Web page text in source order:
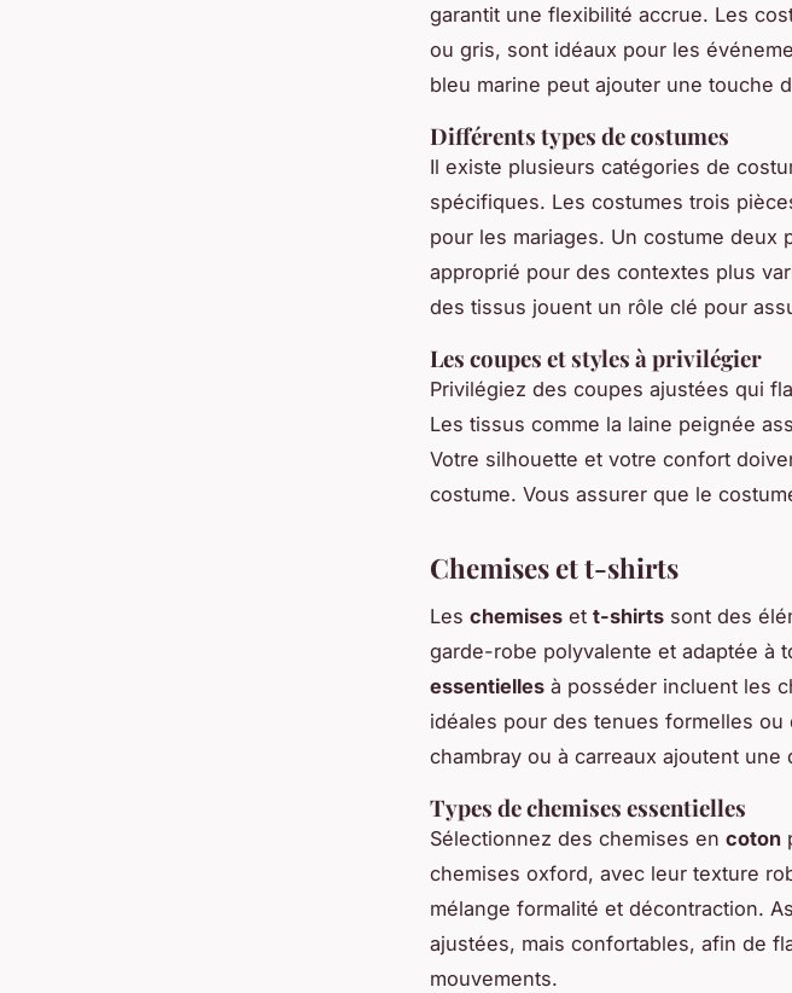
garantit une flexibilité accrue. Les
ou gris, sont idéaux pour les
bleu marine peut ajouter une touche
Différents types de costumes
Il existe plusieurs catégories de
spécifiques. Les costumes trois
pour les mariages. Un costume
approprié pour des contextes plus
des tissus jouent un rôle clé pour
Les coupes et styles à privilégier
Privilégiez des coupes ajustées qui
Les tissus comme la laine peignée
Votre silhouette et votre confort
costume. Vous assurer que le
Chemises et t-shirts
Les chemises et t-shirts sont des
garde-robe polyvalente et adaptée à
essentielles à posséder incluent les
idéales pour des tenues formelles
chambray ou à carreaux ajoutent
Types de chemises essentielles
Sélectionnez des chemises en coton
chemises oxford, avec leur texture
mélange formalité et décontraction.
ajustées, mais confortables, afin de
mouvements.